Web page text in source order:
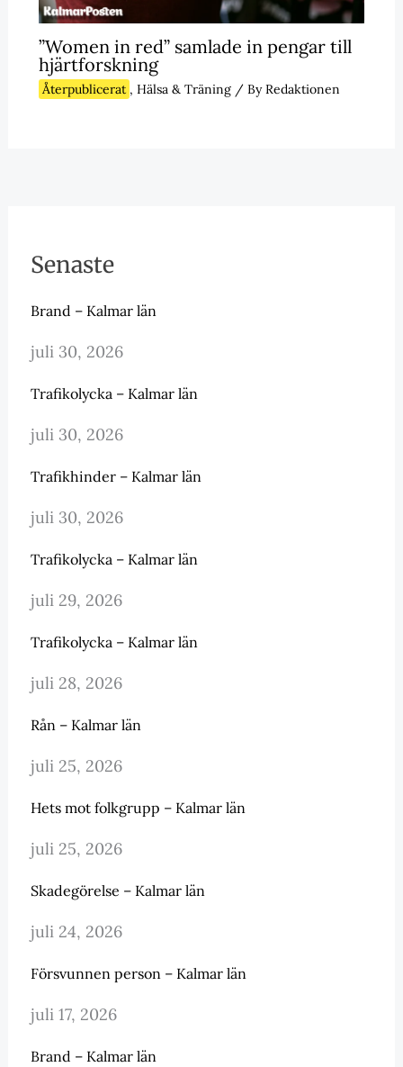
”Women in red” samlade in pengar till
hjärtforskning
Återpublicerat , Hälsa & Träning/ ByRedaktionen
Senaste
Brand – Kalmar län
juli 30, 2026
Trafikolycka – Kalmar län
juli 30, 2026
Trafikhinder – Kalmar län
juli 30, 2026
Trafikolycka – Kalmar län
juli 29, 2026
Trafikolycka – Kalmar län
juli 28, 2026
Rån – Kalmar län
juli 25, 2026
Hets mot folkgrupp – Kalmar län
juli 25, 2026
Skadegörelse – Kalmar län
juli 24, 2026
Försvunnen person – Kalmar län
juli 17, 2026
Brand – Kalmar län